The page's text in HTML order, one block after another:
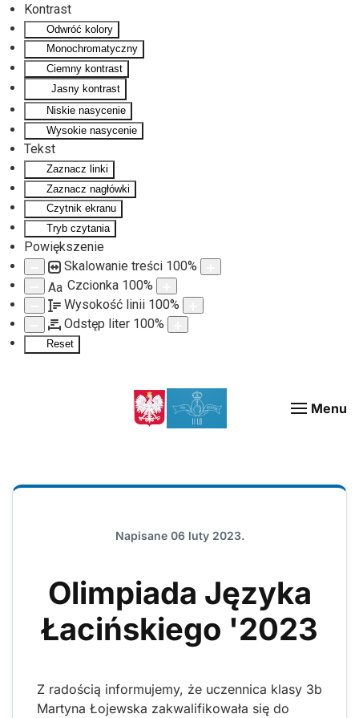
Kontrast
Odwróć kolory
Monochromatyczny
Ciemny kontrast
Jasny kontrast
Niskie nasycenie
Wysokie nasycenie
Tekst
Zaznacz linki
Zaznacz nagłówki
Czytnik ekranu
Tryb czytania
Powiększenie
Skalowanie treści 100%
Aa Czcionka 100%
Wysokość linii 100%
Odstęp liter 100%
Reset
Menu
Napisane 06 luty 2023.
Olimpiada Języka
Łacińskiego '2023
Z radością informujemy, że uczennica klasy 3b
Martyna Łojewska zakwalifikowała się do